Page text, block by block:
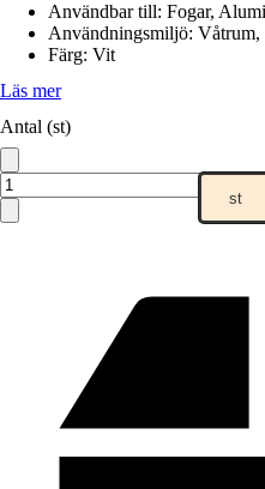
Användbar till: Fogar,
Användningsmiljö: Våtrum,
Färg: Vit
Läs mer
Antal (st)
st